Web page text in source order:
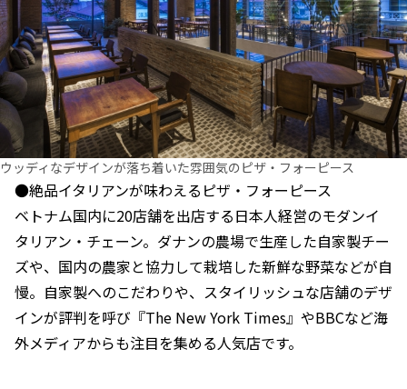
ウッディなデザインが落ち着いた雰囲気のピザ・フォーピース
●絶品イタリアンが味わえるピザ・フォーピース
ベトナム国内に20店舗を出店する日本人経営のモダンイ
タリアン・チェーン。ダナンの農場で生産した自家製チー
ズや、国内の農家と協力して栽培した新鮮な野菜などが自
慢。自家製へのこだわりや、スタイリッシュな店舗のデザ
インが評判を呼び『The New York Times』やBBCなど海
外メディアからも注目を集める人気店です。